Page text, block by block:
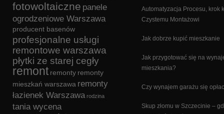
fotowoltaiczne panele
ogrodzeniowe Warszawa
producent basenów
profesjonalne usługi
remontowe warszawa
płytki ze starej cegły
remont remonty remonty
mieszkań warszawa remonty
łazienek Warszawa rodzina
tania wycena
Automatyzacja Procesu, krok
Czystemu Montażowi
Jak dobrze kupić mieszkanie
Jak przygotować się na
mieszkania?
Czy wynajem garażu się
Skup złomu w Szczecinie –